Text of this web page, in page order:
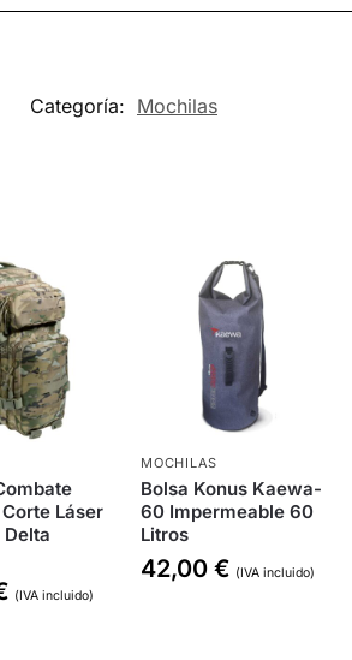
Categoría: Mochilas
Láser
(IVA incluido)
MOCHILAS
Bolsa Konus Kaewa-
60 Impermeable 60
Litros
42,00€ (IVA incluido)